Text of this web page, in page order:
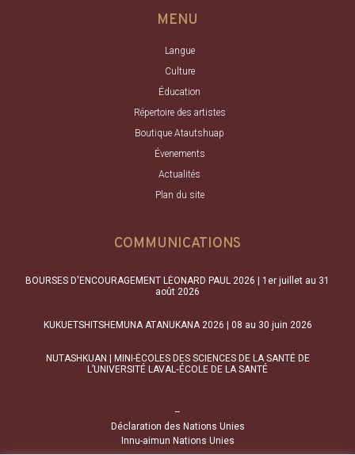
MENU
Langue
Culture
Éducation
Répertoire des artistes
Boutique Atautshuap
Évenements
Actualités
Plan du site
COMMUNICATIONS
BOURSES D'ENCOURAGEMENT LÉONARD PAUL 2026 | 1er juillet au 31
août 2026
KUKUETSHITSHEMUNA ATANUKANA 2026 | 08 au 30 juin 2026
NUTASHKUAN | MINI-ÉCOLES DES SCIENCES DE LA SANTÉ DE
L’UNIVERSITÉ LAVAL‑ÉCOLE DE LA SANTÉ
–
Déclaration des Nations Unies
Innu-aimun Nations Unies